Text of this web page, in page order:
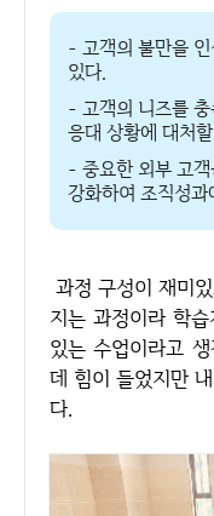
- 고객의 불만을
있다.
- 고객의 니즈를
응대 상황에 대처
- 중요한 외부 고
강화하여 조직성
과정 구성이 재미있고 대부분의 수업이 실습으로 이어
지는 과정이라 학
있는 수업이라고
데 힘이 들었지만
다.